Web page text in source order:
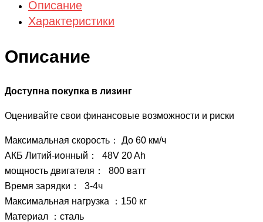
Описание
Характеристики
Описание
Доступна покупка в лизинг
Оценивайте свои финансовые возможности и риски
Максимальная скорость： До 60 км/ч
АКБ Литий-ионный： 48V 20 Ah
мощность двигателя： 800 ватт
Время зарядки： 3-4ч
Максимальная нагрузка ：150 кг
Материал ：сталь